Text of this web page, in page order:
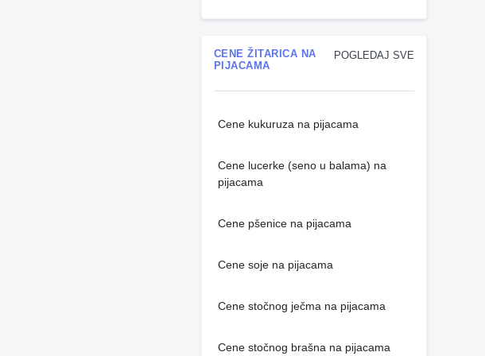
POGLEDAJ SVE
CENE ŽITARICA NA
PIJACAMA
Cene kukuruza na pijacama
Cene lucerke (seno u balama) na
pijacama
Cene pšenice na pijacama
Cene soje na pijacama
Cene stočnog ječma na pijacama
Cene stočnog brašna na pijacama